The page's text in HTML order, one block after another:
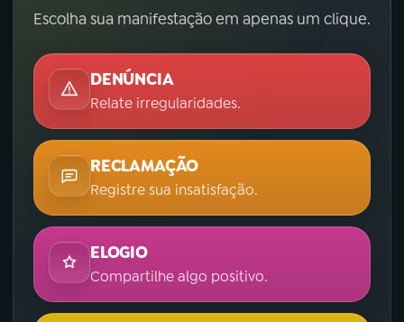
Escolha sua manifestação em apenas um clique.
DENÚNCIA
Relate irregularidades.
RECLAMAÇÃO
Registre sua insatisfação.
ELOGIO
Compartilhe algo positivo.